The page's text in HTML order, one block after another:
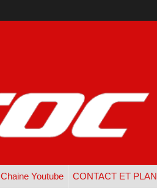
Chaine Youtube CONTACT ET PLAN